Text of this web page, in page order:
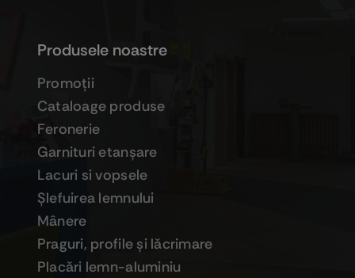
Produsele noastre
Promoţii
Cataloage produse
Feronerie
Garnituri etanşare
Lacuri si vopsele
Şlefuirea lemnului
Mânere
Praguri, profile şi lăcrimare
Placări lemn-aluminiu